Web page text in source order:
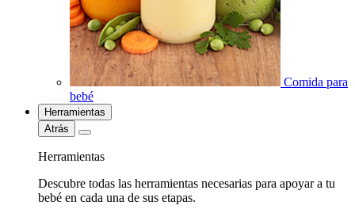
Comida para
bebé
Herramientas
Atrás
Herramientas
Descubre todas las herramientas necesarias para apoyar a tu
bebé en cada una de sus etapas.